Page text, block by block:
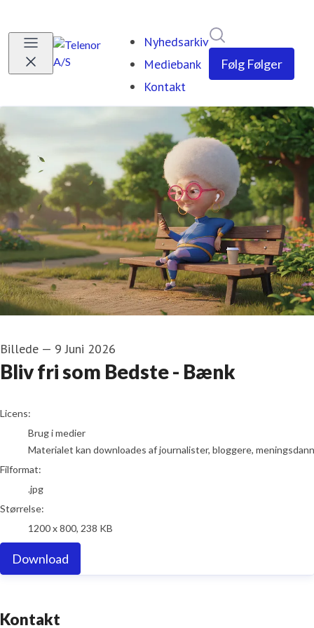
Nyhedsarkiv
Mediebank
Kontakt
Følg Følger
Billede — 9 Juni 2026
Bliv fri som Bedste - Bænk
go to media item
Licens:
Brug i medier
Materialet kan downloades af journalister, bloggere,
Filformat:
.jpg
Størrelse:
1200 x 800, 238 KB
Download
Kontakt